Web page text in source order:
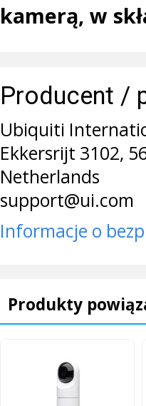
kamerą, w
Producent /
Ubiquiti
Ekkersrijt 3102,
Netherlands
support@ui.com
Informacje o
Produkty